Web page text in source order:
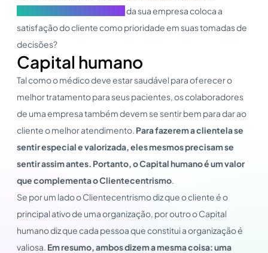
da sua empresa coloca a
satisfação do cliente como prioridade em suas tomadas de
decisões?
Capital humano
Tal como o médico deve estar saudável para oferecer o
melhor tratamento para seus pacientes, os colaboradores
de uma empresa também devem se sentir bem para dar ao
cliente o melhor atendimento. Para fazerem a clientela se
sentir especial e valorizada, eles mesmos precisam se
sentir assim antes. Portanto, o Capital humano é um valor
que complementa o Clientecentrismo.
Se por um lado o Clientecentrismo diz que o cliente é o
principal ativo de uma organização, por outro o Capital
humano diz que cada pessoa que constitui a organização é
valiosa. Em resumo, ambos dizem a mesma coisa: uma